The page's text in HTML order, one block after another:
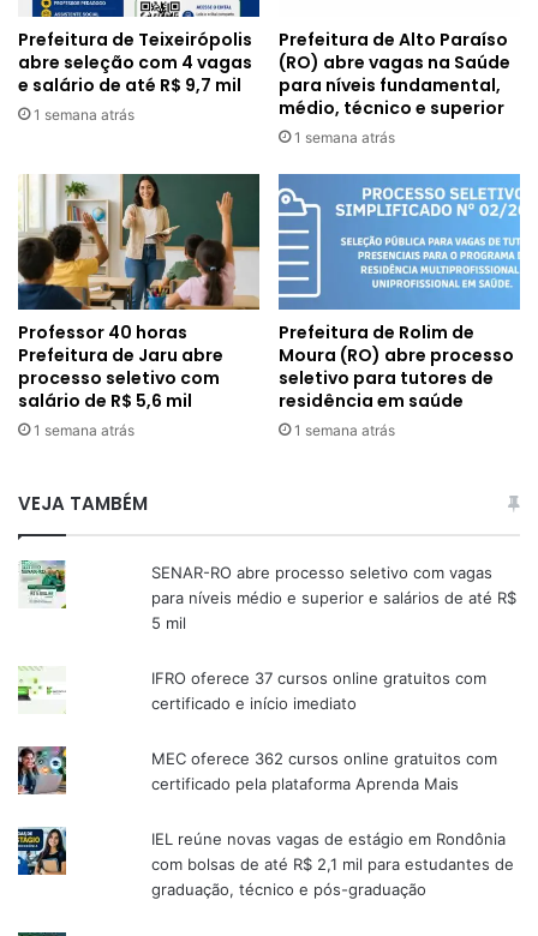
Prefeitura de Teixeirópolis
abre seleção com 4 vagas
e salário de até R$ 9,7 mil
1 semana atrás
Prefeitura de Alto Paraíso
(RO) abre vagas na Saúde
para níveis fundamental,
médio, técnico e superior
1 semana atrás
Professor 40 horas
Prefeitura de Jaru abre
processo seletivo com
salário de R$ 5,6 mil
1 semana atrás
Prefeitura de Rolim de
Moura (RO) abre processo
seletivo para tutores de
residência em saúde
1 semana atrás
VEJA TAMBÉM
SENAR-RO abre processo seletivo com vagas
para níveis médio e superior e salários de até R$
5 mil
IFRO oferece 37 cursos online gratuitos com
certificado e início imediato
MEC oferece 362 cursos online gratuitos com
certificado pela plataforma Aprenda Mais
IEL reúne novas vagas de estágio em Rondônia
com bolsas de até R$ 2,1 mil para estudantes de
graduação, técnico e pós-graduação